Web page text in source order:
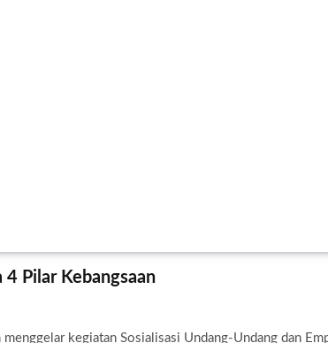
Pilar Kebangsaan
kegiatan Sosialisasi Undang-Undang dan